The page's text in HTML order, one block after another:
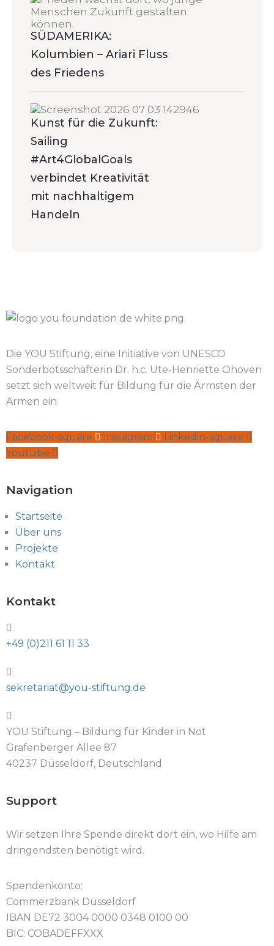
SÜDAMERIKA:
Kolumbien – Ariari Fluss
des Friedens
Kunst für die Zukunft:
Sailing
#Art4GlobalGoals
verbindet Kreativität
mit nachhaltigem
Handeln
Die YOU Stiftung, eine Initiative von UNESCO
Sonderbotsschafterin Dr. h.c. Ute-Henriette Ohoven
setzt sich weltweit für Bildung für die Ärmsten der
Armen ein.
Facebook-square Instagram
Linkedin-square
Youtube
Navigation
Startseite
Über uns
Projekte
Kontakt
Kontakt
+49 (0)211 61 11 33
sekretariat@you-stiftung.de
YOU Stiftung – Bildung für Kinder in Not
Grafenberger Allee 87
40237 Düsseldorf, Deutschland
Support
Wir setzen Ihre Spende direkt dort ein, wo Hilfe am
dringendsten benötigt wird.
Spendenkonto:
Commerzbank Düsseldorf
IBAN DE72 3004 0000 0348 0100 00
BIC: COBADEFFXXX